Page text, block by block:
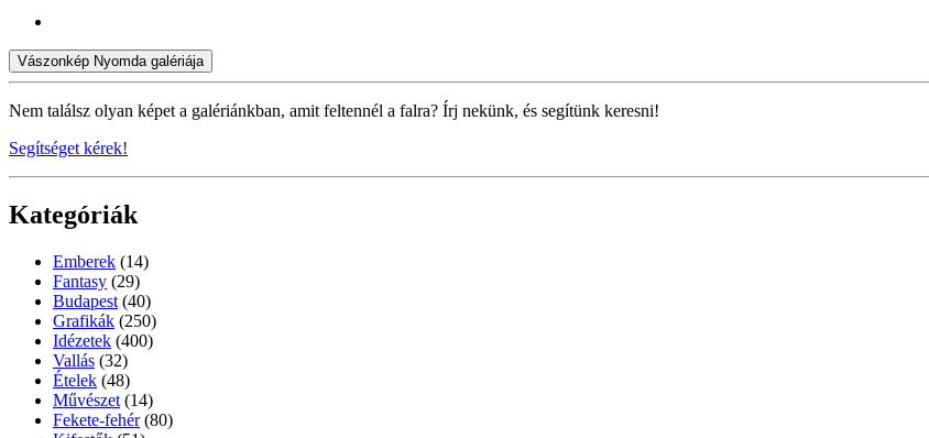
Vászonkép Nyomda galériája
Nem találsz olyan képet a galériánkban, amit feltennél a falra? Írj nekünk, és segítünk keresni!
Segítséget kérek!
Kategóriák
Emberek (14)
Fantasy (29)
Budapest (40)
Grafikák (250)
Idézetek (400)
Vallás (32)
Ételek (48)
Művészet (14)
Fekete-fehér (80)